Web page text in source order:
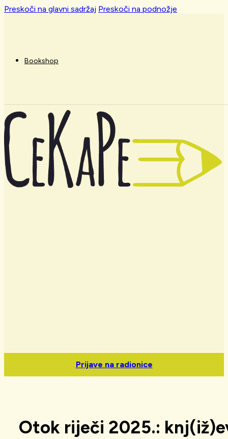
Preskoči na glavni sadržaj Preskoči na podnožje
Bookshop
Prijave na radionice
Otok riječi 2025.: